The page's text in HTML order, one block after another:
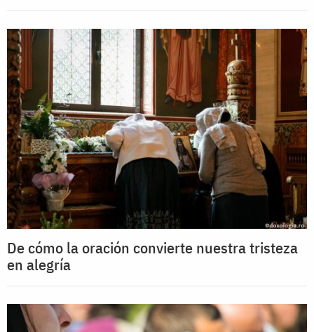
De cómo la oración convierte nuestra tristeza
en alegría